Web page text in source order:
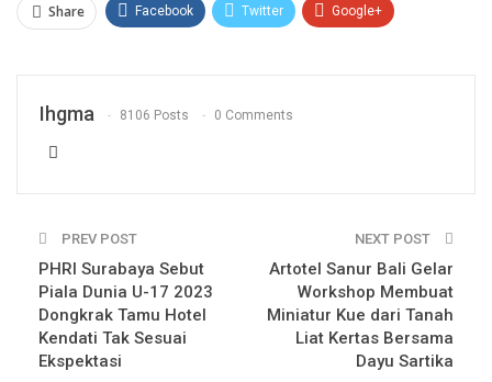
Share Facebook Twitter Google+
Ihgma 8106 Posts 0 Comments
PREV POST
PHRI Surabaya Sebut
Piala Dunia U-17 2023
Dongkrak Tamu Hotel
Kendati Tak Sesuai
Ekspektasi
NEXT POST
Artotel Sanur Bali Gelar
Workshop Membuat
Miniatur Kue dari Tanah
Liat Kertas Bersama
Dayu Sartika